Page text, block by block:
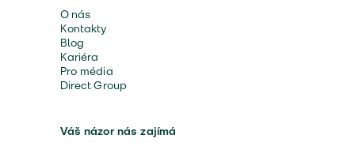
O nás
Kontakty
Blog
Kariéra
Pro média
Direct Group
Váš názor nás zajímá